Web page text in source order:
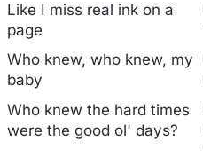
Like I miss rеal ink on a
page
Who knew, who knew, my
baby
Who knеw the hard times
were the good ol' days?